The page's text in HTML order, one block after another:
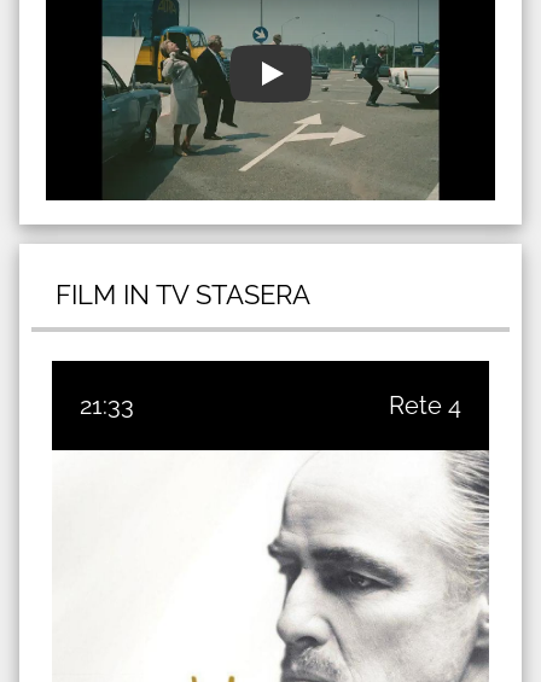
FILM IN TV STASERA
21:33 Rete 4